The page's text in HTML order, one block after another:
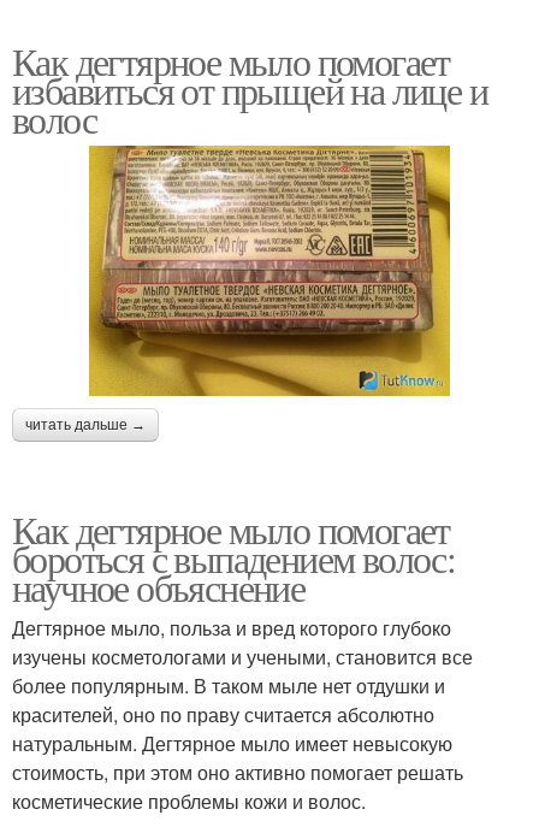
Как дегтярное мыло помогает
избавиться от прыщей на лице и
волос
читать дальше →
Как дегтярное мыло помогает
бороться с выпадением волос:
научное объяснение
Дегтярное мыло, польза и вред которого глубоко
изучены косметологами и учеными, становится все
более популярным. В таком мыле нет отдушки и
красителей, оно по праву считается абсолютно
натуральным. Дегтярное мыло имеет невысокую
стоимость, при этом оно активно помогает решать
косметические проблемы кожи и волос.